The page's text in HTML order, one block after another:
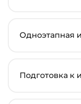
Одноэтапная
Подготовка к